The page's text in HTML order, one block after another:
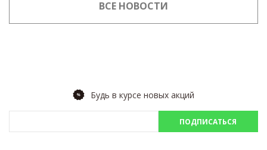
ВСЕ НОВОСТИ
Будь в курсе новых акций
ПОДПИСАТЬСЯ